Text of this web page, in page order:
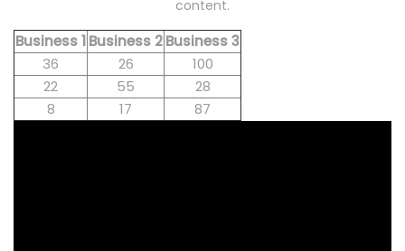
content.
Business 1Business 2Business 3
36
26
100
22
55
28
8
17 87